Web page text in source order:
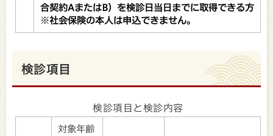
合契約AまたはB）を検診日当日までに取得できる方
※社会保険の本人は申込できません。
検診項目
検診項目と検診内容
対象年齢